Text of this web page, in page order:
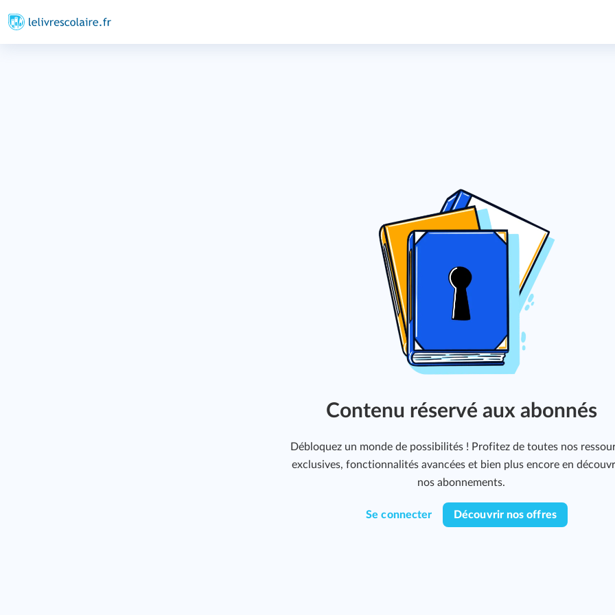
Contenu réservé aux abonnés
Débloquez un monde de possibilités ! Profitez de toutes nos
exclusives, fonctionnalités avancées et bien plus encore en
nos abonnements.
Se connecter Découvrir nos offres